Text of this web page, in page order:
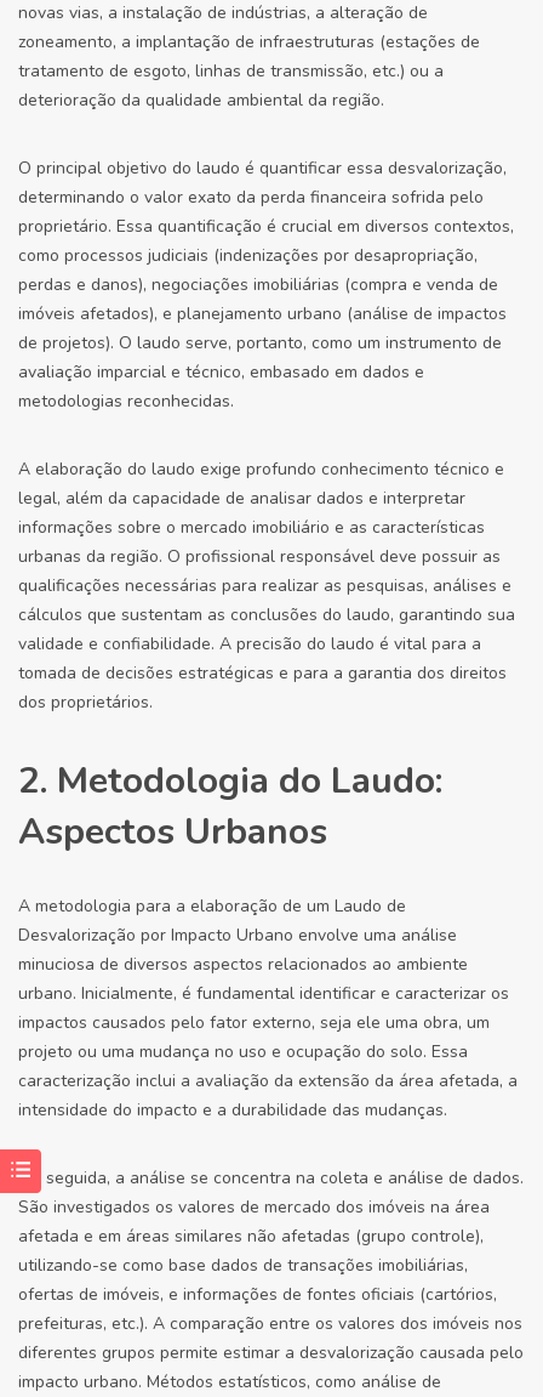
novas vias, a instalação de indústrias, a alteração de
zoneamento, a implantação de infraestruturas (estações de
tratamento de esgoto, linhas de transmissão, etc.) ou a
deterioração da qualidade ambiental da região.
O principal objetivo do laudo é quantificar essa desvalorização,
determinando o valor exato da perda financeira sofrida pelo
proprietário. Essa quantificação é crucial em diversos contextos,
como processos judiciais (indenizações por desapropriação,
perdas e danos), negociações imobiliárias (compra e venda de
imóveis afetados), e planejamento urbano (análise de impactos
de projetos). O laudo serve, portanto, como um instrumento de
avaliação imparcial e técnico, embasado em dados e
metodologias reconhecidas.
A elaboração do laudo exige profundo conhecimento técnico e
legal, além da capacidade de analisar dados e interpretar
informações sobre o mercado imobiliário e as características
urbanas da região. O profissional responsável deve possuir as
qualificações necessárias para realizar as pesquisas, análises e
cálculos que sustentam as conclusões do laudo, garantindo sua
validade e confiabilidade. A precisão do laudo é vital para a
tomada de decisões estratégicas e para a garantia dos direitos
dos proprietários.
2. Metodologia do Laudo:
Aspectos Urbanos
A metodologia para a elaboração de um Laudo de
Desvalorização por Impacto Urbano envolve uma análise
minuciosa de diversos aspectos relacionados ao ambiente
urbano. Inicialmente, é fundamental identificar e caracterizar os
impactos causados pelo fator externo, seja ele uma obra, um
projeto ou uma mudança no uso e ocupação do solo. Essa
caracterização inclui a avaliação da extensão da área afetada, a
intensidade do impacto e a durabilidade das mudanças.
Em seguida, a análise se concentra na coleta e análise de dados.
São investigados os valores de mercado dos imóveis na área
afetada e em áreas similares não afetadas (grupo controle),
utilizando-se como base dados de transações imobiliárias,
ofertas de imóveis, e informações de fontes oficiais (cartórios,
prefeituras, etc.). A comparação entre os valores dos imóveis nos
diferentes grupos permite estimar a desvalorização causada pelo
impacto urbano. Métodos estatísticos, como análise de